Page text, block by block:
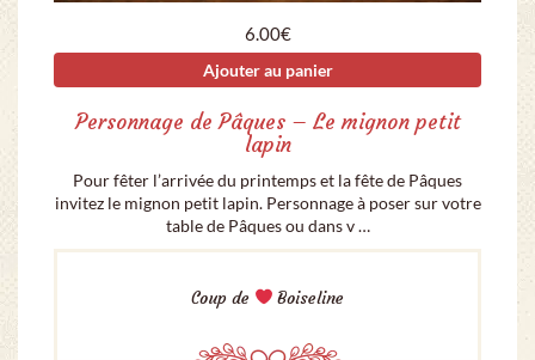
6.00€
Ajouter au panier
Personnage de Pâques – Le mignon petit
lapin
Pour fêter l’arrivée du printemps et la fête de Pâques
invitez le mignon petit lapin. Personnage à poser sur votre
table de Pâques ou dans v …
Coup de Boiseline